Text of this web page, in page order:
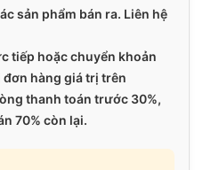
sản phẩm bán ra. Liên hệ
tiếp hoặc chuyển khoản
hàng giá trị trên
thanh toán trước 30%,
70% còn lại.